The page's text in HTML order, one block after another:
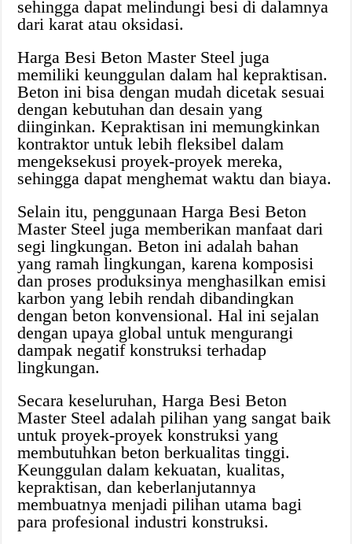
sehingga dapat melindungi besi di dalamnya
dari karat atau oksidasi.
Harga Besi Beton Master Steel juga
memiliki keunggulan dalam hal kepraktisan.
Beton ini bisa dengan mudah dicetak sesuai
dengan kebutuhan dan desain yang
diinginkan. Kepraktisan ini memungkinkan
kontraktor untuk lebih fleksibel dalam
mengeksekusi proyek-proyek mereka,
sehingga dapat menghemat waktu dan biaya.
Selain itu, penggunaan Harga Besi Beton
Master Steel juga memberikan manfaat dari
segi lingkungan. Beton ini adalah bahan
yang ramah lingkungan, karena komposisi
dan proses produksinya menghasilkan emisi
karbon yang lebih rendah dibandingkan
dengan beton konvensional. Hal ini sejalan
dengan upaya global untuk mengurangi
dampak negatif konstruksi terhadap
lingkungan.
Secara keseluruhan, Harga Besi Beton
Master Steel adalah pilihan yang sangat baik
untuk proyek-proyek konstruksi yang
membutuhkan beton berkualitas tinggi.
Keunggulan dalam kekuatan, kualitas,
kepraktisan, dan keberlanjutannya
membuatnya menjadi pilihan utama bagi
para profesional industri konstruksi.